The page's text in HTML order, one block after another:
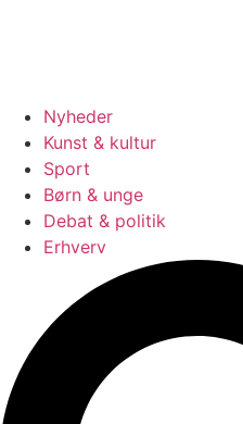
Nyheder
Kunst & kultur
Sport
Børn & unge
Debat & politik
Erhverv